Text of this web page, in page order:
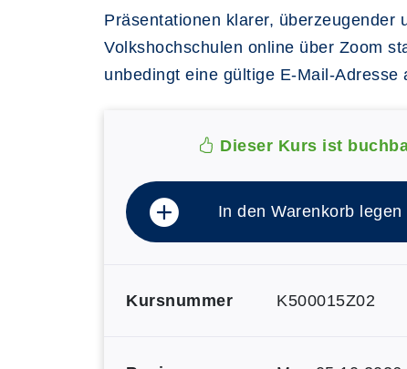
Präsentationen klarer, überzeugender
Volkshochschulen online über Zoom
unbedingt eine gültige E-Mail-
Dieser Kurs ist
In den Warenkorb legen
Kursnummer K500015Z02